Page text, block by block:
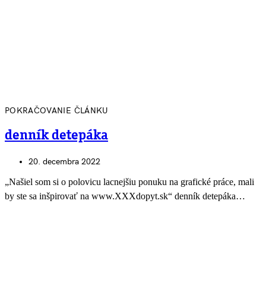
POKRAČOVANIE ČLÁNKU
denník detepáka
20. decembra 2022
„Našiel som si o polovicu lacnejšiu ponuku na grafické práce, mali
by ste sa inšpirovať na www.XXXdopyt.sk“ denník detepáka…